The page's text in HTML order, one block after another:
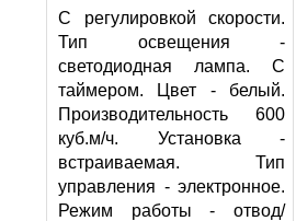
С регулировкой скорости.
Тип освещения -
светодиодная лампа. С
таймером. Цвет - белый.
Производительность 600
куб.м/ч. Установка -
встраиваемая. Тип
управления - электронное.
Режим работы - отвод/